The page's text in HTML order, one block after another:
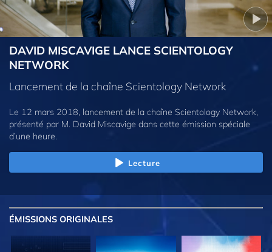
DAVID MISCAVIGE LANCE SCIENTOLOGY
NETWORK
Lancement de la chaîne Scientology Network
Le 12 mars 2018, lancement de la chaîne Scientology Network,
présenté par M. David Miscavige dans cette émission spéciale
d’une heure.
Lecture
ÉMISSIONS ORIGINALES